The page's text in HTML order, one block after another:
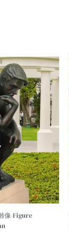
像-Figure